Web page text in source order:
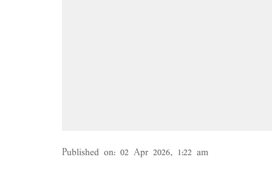
Published on: 02 Apr 2026, 1:22 am